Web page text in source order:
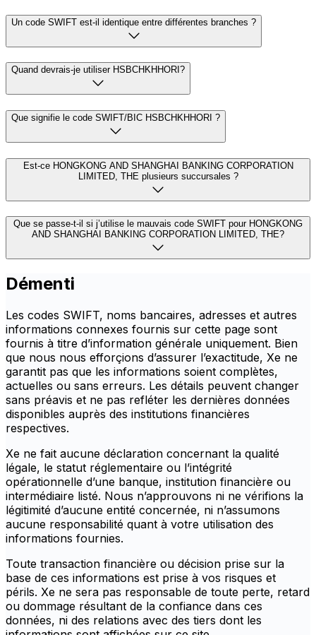
Un code SWIFT est-il identique entre différentes branches ?
Quand devrais-je utiliser HSBCHKHHORI?
Que signifie le code SWIFT/BIC HSBCHKHHORI ?
Est-ce HONGKONG AND SHANGHAI BANKING CORPORATION
LIMITED, THE plusieurs succursales ?
Que se passe-t-il si j’utilise le mauvais code SWIFT pour HONGKONG
AND SHANGHAI BANKING CORPORATION LIMITED, THE?
Démenti
Les codes SWIFT, noms bancaires, adresses et autres
informations connexes fournis sur cette page sont
fournis à titre d’information générale uniquement. Bien
que nous nous efforçions d’assurer l’exactitude, Xe ne
garantit pas que les informations soient complètes,
actuelles ou sans erreurs. Les détails peuvent changer
sans préavis et ne pas refléter les dernières données
disponibles auprès des institutions financières
respectives.
Xe ne fait aucune déclaration concernant la qualité
légale, le statut réglementaire ou l’intégrité
opérationnelle d’une banque, institution financière ou
intermédiaire listé. Nous n’approuvons ni ne vérifions la
légitimité d’aucune entité concernée, ni n’assumons
aucune responsabilité quant à votre utilisation des
informations fournies.
Toute transaction financière ou décision prise sur la
base de ces informations est prise à vos risques et
périls. Xe ne sera pas responsable de toute perte, retard
ou dommage résultant de la confiance dans ces
données, ni des relations avec des tiers dont les